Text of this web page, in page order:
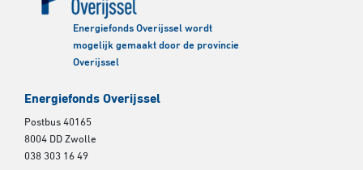
Energiefonds Overijssel wordt
mogelijk gemaakt door de provincie
Overijssel
Energiefonds Overijssel
Postbus 40165
8004 DD Zwolle
038 303 16 49